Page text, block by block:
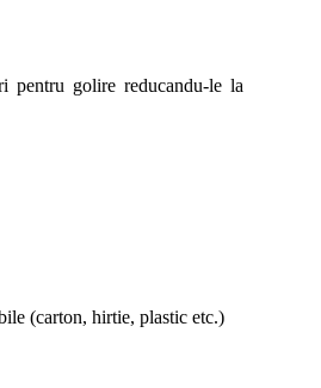
pentru golire reducandu-le la
(carton, hirtie, plastic etc.)